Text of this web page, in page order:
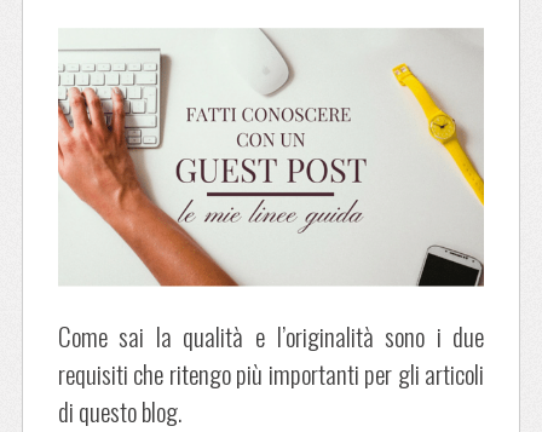
Come sai la qualità e l’originalità sono i due
requisiti che ritengo più importanti per gli articoli
di questo blog.